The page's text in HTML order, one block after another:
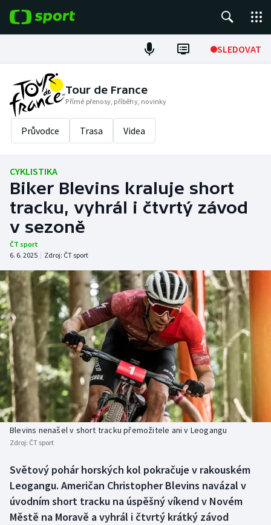
SLEDOVAT
Fotbal
Hokej
Tenis
Cyklistika
DALŠÍ SPORTY
Americký fotbal
Baseball a softbal
Basketbal
Biatlon
Boby a skeleton
Box
Curling
Florbal
Futsal
NEPŘEHLÉDNĚTE
Soutěže
Historické návraty
Aplikace ČT sport
AZ kvíz
Tour de France
Přímé přenosy, příběhy, novinky
Průvodce Trasa Videa
CYKLISTIKA
Biker Blevins kraluje short
tracku, vyhrál i čtvrtý závod
v sezoně
ČT sport
6. 6. 2025 | Zdroj: ČT sport
Blevins nenašel v short tracku přemožitele ani v Leogangu
Zdroj: ČT sport
Světový pohár horských kol pokračuje v rakouském
Leogangu. Američan Christopher Blevins navázal v
úvodním short tracku na úspěšný víkend v Novém
Městě na Moravě a vyhrál i čtvrtý krátký závod